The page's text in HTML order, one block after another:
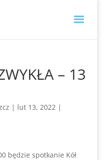
– 13
| lut 13, 2022|
będzie spotkanie Kół